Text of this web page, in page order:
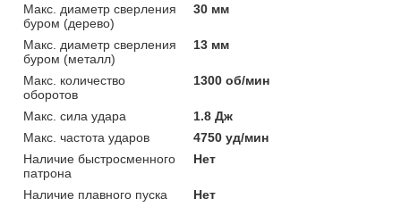
Макс. диаметр сверления
буром (дерево)
30 мм
Макс. диаметр сверления
буром (металл)
13 мм
Макс. количество
оборотов
1300 об/мин
Макс. сила удара
1.8 Дж
Макс. частота ударов
4750 уд/мин
Наличие быстросменного
патрона
Нет
Наличие плавного пуска
Нет